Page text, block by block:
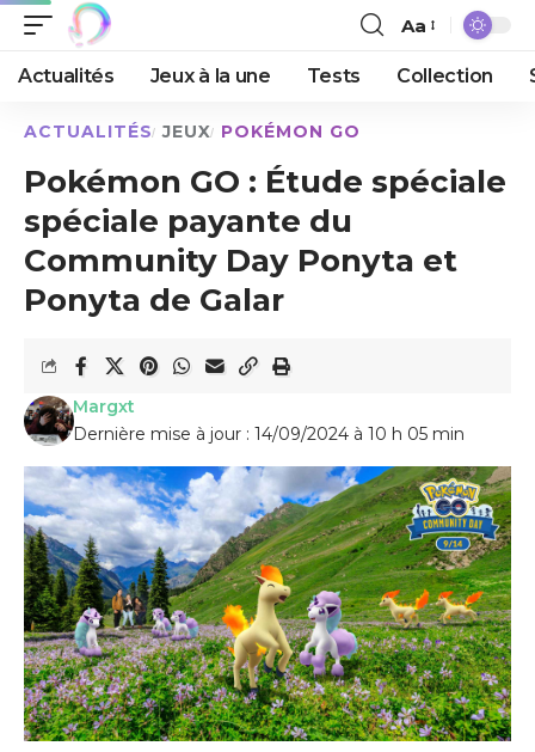
Aa
Actualités Jeux à la une Tests Collection
ACTUALITÉS JEUX POKÉMON GO
Pokémon GO : Étude spéciale
spéciale payante du
Community Day Ponyta et
Ponyta de Galar
Dernière mise à jour : 14/09/2024 à 10 h 05 min
Margxt